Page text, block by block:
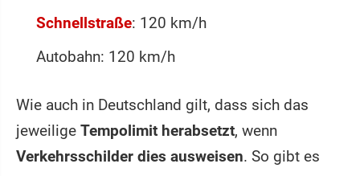
Schnellstraße: 120 km/h
Autobahn: 120 km/h
Wie auch in Deutschland gilt, dass sich das
jeweilige Tempolimit herabsetzt, wenn
Verkehrsschilder dies ausweisen. So gibt es